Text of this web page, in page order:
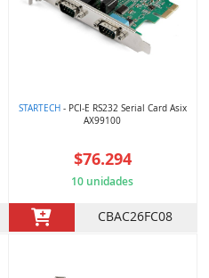
STARTECH - PCI-E RS232 Serial Card Asix
AX99100
$76.294
10 unidades
CBAC26FC08